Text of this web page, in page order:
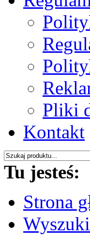
Pliki
Kontakt
Tu jesteś:
Strona